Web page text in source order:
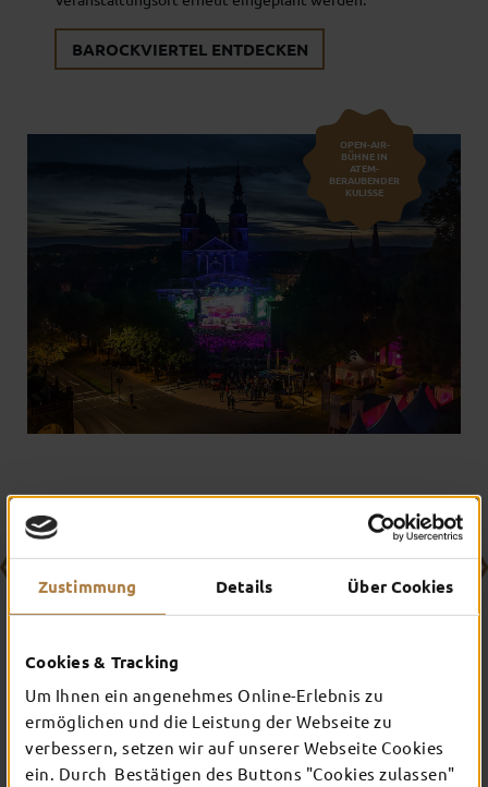
Zustimmung Details Über Cookies
Cookies & Tracking
Um Ihnen ein angenehmes Online-Erlebnis zu
ermöglichen und die Leistung der Webseite zu
verbessern, setzen wir auf unserer Webseite Cookies
ein. Durch Bestätigen des Buttons "Cookies zulassen"
BAROCKVIERTEL ENTDECKEN
OPEN-AIR-
BÜHNE IN
ATEM­
BERAUBENDER
KULISSE
UNSERE BISHERIGEN HIGHLIGHTS